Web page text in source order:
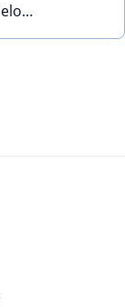
Las Piedras, El Dorado, La Paz (Canelones)